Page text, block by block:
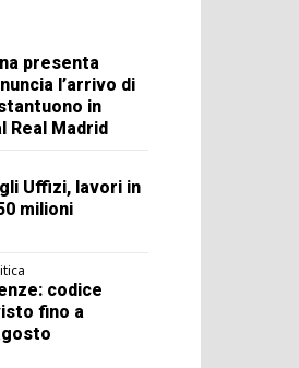
presenta
l’arrivo di
in
Real Madrid
Uffizi, lavori in
milioni
codice
fino a